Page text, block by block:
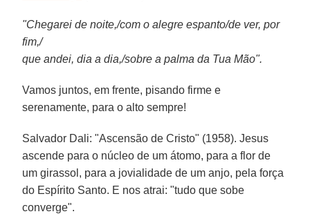
"Chegarei de noite,/com o alegre espanto/de ver, por
fim,/
que andei, dia a dia,/sobre a palma da Tua Mão".
Vamos juntos, em frente, pisando firme e
serenamente, para o alto sempre!
Salvador Dali: "Ascensão de Cristo" (1958). Jesus
ascende para o núcleo de um átomo, para a flor de
um girassol, para a jovialidade de um anjo, pela força
do Espírito Santo. E nos atrai: "tudo que sobe
converge".